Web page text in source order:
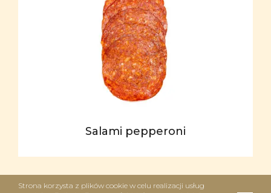
Salami pepperoni
Strona korzysta z plików cookie w celu realizacji usług